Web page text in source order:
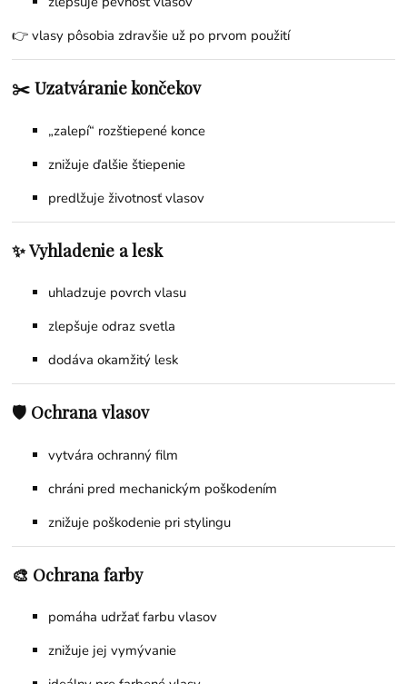
👉 vlasy pôsobia zdravšie už po prvom použití
✂️ Uzatváranie končekov
„zalepí“ rozštiepené konce
znižuje ďalšie štiepenie
predlžuje životnosť vlasov
✨ Vyhladenie a lesk
uhladzuje povrch vlasu
zlepšuje odraz svetla
dodáva okamžitý lesk
🛡️ Ochrana vlasov
vytvára ochranný film
chráni pred mechanickým poškodením
znižuje poškodenie pri stylingu
🎨 Ochrana farby
pomáha udržať farbu vlasov
znižuje jej vymývanie